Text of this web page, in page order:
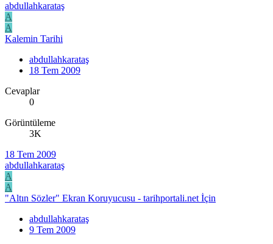
abdullahkarataş
A
A
Kalemin Tarihi
abdullahkarataş
18 Tem 2009
Cevaplar
0
Görüntüleme
3K
18 Tem 2009
abdullahkarataş
A
A
"Altın Sözler" Ekran Koruyucusu - tarihportali.net İçin
abdullahkarataş
9 Tem 2009